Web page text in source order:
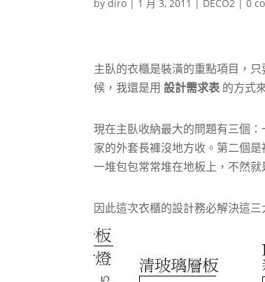
bydiro | 1 月 3, 2011 | DECO2 |0
主臥的衣櫃是裝潢的重點項目，
候，我還是用設計需求表 的方式
現在主臥收納最大的問題有三個
家的外套長褲沒地方收。第二個
一堆包包常常堆在地板上，不然
因此這次衣櫃的設計務必解決這